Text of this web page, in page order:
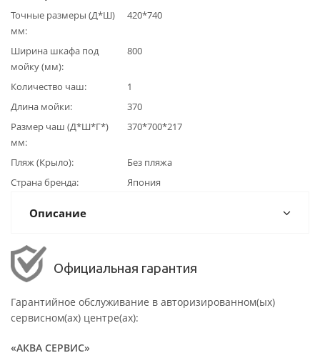
Точные размеры (Д*Ш)
мм
420*740
Ширина шкафа под
мойку (мм)
800
Количество чаш
1
Длина мойки
370
Размер чаш (Д*Ш*Г*)
мм
370*700*217
Пляж (Крыло)
Без пляжа
Страна бренда
Япония
Описание
Официальная гарантия
Гарантийное обслуживание в авторизированном(ых)
сервисном(ах) центре(ах):
«АКВА СЕРВИС»